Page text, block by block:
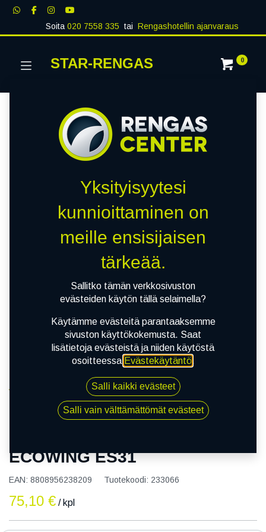
Soita020 7558 335 tai Rengashotellin ajanvaraus
STAR-RENGAS 0
165/65R14 79T KUMHO ECOWING ES31
ECOWING ES31
EAN: 8808956238209 Tuotekoodi: 233066
75,10 € / kpl
Yksityisyytesi
kunnioittaminen on
meille ensisijaisen
tärkeää.
Sallitko tämän verkkosivuston
evästeiden käytön tällä selaimella?
Käytämme evästeitä parantaaksemme
sivuston käyttökokemusta. Saat
lisätietoja evästeistä ja niiden käytöstä
osoitteessa Evästekäytäntö.
Salli kaikki evästeet
Salli vain välttämättömät evästeet